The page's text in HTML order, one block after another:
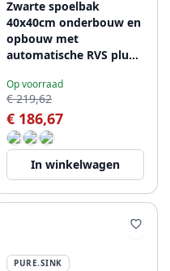
Zwarte spoelbak
40x40cm onderbouw en
opbouw met
automatische RVS plug
Op voorraad
€ 219,62
€ 186,67
In winkelwagen
PURE.SINK